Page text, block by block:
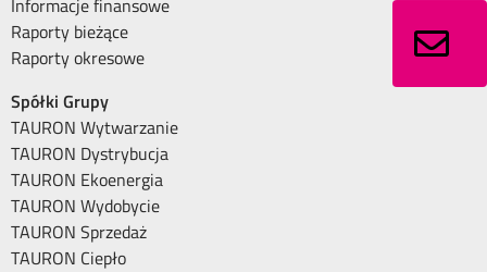
Raporty bieżące
Raporty okresowe
Spółki Grupy
TAURON Wytwarzanie
TAURON Dystrybucja
TAURON Ekoenergia
TAURON Wydobycie
TAURON Sprzedaż
TAURON Ciepło